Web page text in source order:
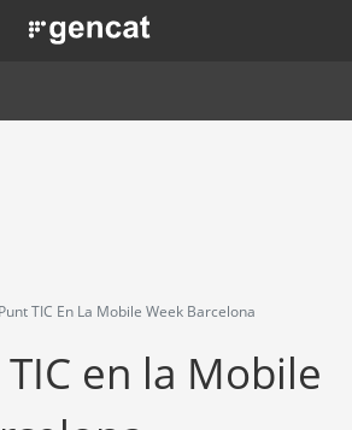
Pasar
al
. Obre en una nova finestra.
TIC En La Mobile Week Barcelona
en la Mobile